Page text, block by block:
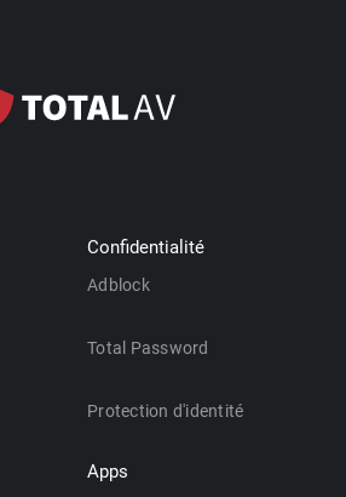
Confidentialité
Adblock
Total Password
Protection d'identité
Apps